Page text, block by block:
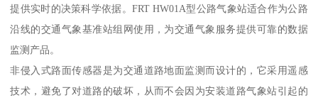
提供实时的决策科学依据。FRT HW01A型公路气象站适合作为公路
沿线的交通气象基准站组网使用，为交通气象服务提供可靠的数据
监测产品。
非侵入式路面传感器是为交通道路地面监测而设计的，它采用遥感
技术，避免了对道路的破坏，从而不会因为安装道路气象站引起的